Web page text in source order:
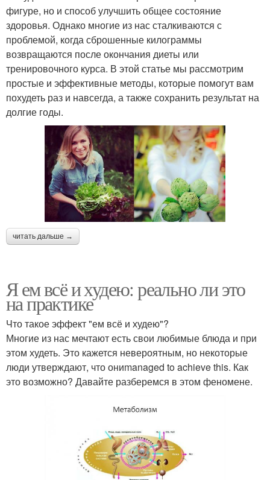
фигуре, но и способ улучшить общее состояние
здоровья. Однако многие из нас сталкиваются с
проблемой, когда сброшенные килограммы
возвращаются после окончания диеты или
тренировочного курса. В этой статье мы рассмотрим
простые и эффективные методы, которые помогут вам
похудеть раз и навсегда, а также сохранить результат на
долгие годы.
читать дальше →
Я ем всё и худею: реально ли это
на практике
Что такое эффект "ем всё и худею"?
Многие из нас мечтают есть свои любимые блюда и при
этом худеть. Это кажется невероятным, но некоторые
люди утверждают, что ониmanaged to achieve this. Как
это возможно? Давайте разберемся в этом феномене.